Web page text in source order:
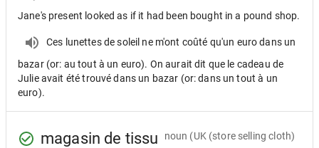
Jane's present looked as if it had been bought in a pound shop.
Ces lunettes de soleil ne m'ont coûté qu'un euro dans un
bazar (or: au tout à un euro). On aurait dit que le cadeau de
Julie avait été trouvé dans un bazar (or: dans un tout à un
euro).
magasin de tissu noun (UK (store selling cloth)